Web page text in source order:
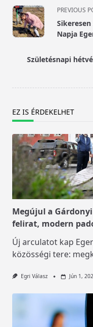
<span
class="nav-
subtitle
reader-
PREVIOUS
Napja
Születésnapi
EZ IS ÉRDEKELHET
Megújul a
felirat, modern
Új arculatot kap
közösségi tere:
Egri Válasz Jún 1,